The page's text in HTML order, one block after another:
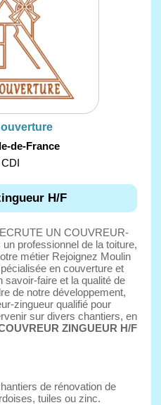
de-France
CDI
H/F
UN COUVREUR-
professionnel de la toiture,
métier Rejoignez Moulin
en couverture et
savoir-faire et la qualité de
de notre développement,
zingueur qualifié pour
sur divers chantiers, en
ZINGUEUR H/F
de rénovation de
tuiles ou zinc.